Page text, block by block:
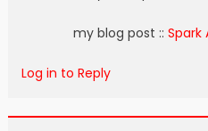
my blog post :: Spark
Log in to Reply